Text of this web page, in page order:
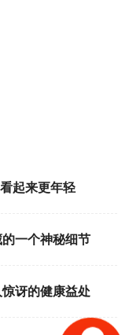
起来更年轻
一个神秘细节
讶的健康益处